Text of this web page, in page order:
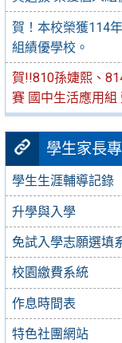
賀！本校榮獲114
組績優學校。
賀!!810孫婕熙、
賽 國中生活應用組
學生家長
學生生涯輔導記錄
升學與入學
免試入學志願選填
校園繳費系統
作息時間表
特色社團網站